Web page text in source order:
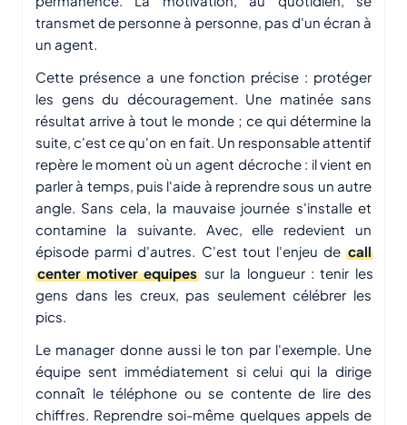
transmet de personne à personne, pas d'un écran à
un agent.
Cette présence a une fonction précise : protéger
les gens du découragement. Une matinée sans
résultat arrive à tout le monde ; ce qui détermine la
suite, c'est ce qu'on en fait. Un responsable attentif
repère le moment où un agent décroche : il vient en
parler à temps, puis l'aide à reprendre sous un autre
angle. Sans cela, la mauvaise journée s'installe et
contamine la suivante. Avec, elle redevient un
épisode parmi d'autres. C'est tout l'enjeu decall
center motiver equipessur la longueur : tenir les
gens dans les creux, pas seulement célébrer les
pics.
Le manager donne aussi le ton par l'exemple. Une
équipe sent immédiatement si celui qui la dirige
connaît le téléphone ou se contente de lire des
chiffres. Reprendre soi-même quelques appels de